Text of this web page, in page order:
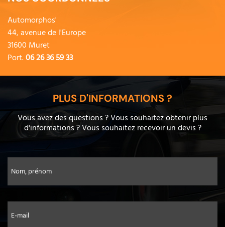
Automorphos'
44, avenue de l'Europe
31600 Muret
Port.06 26 36 59 33
PLUS D'INFORMATIONS ?
Vous avez des questions ? Vous souhaitez obtenir plus
d'informations ? Vous souhaitez recevoir un devis ?
Nom, prénom
E-mail